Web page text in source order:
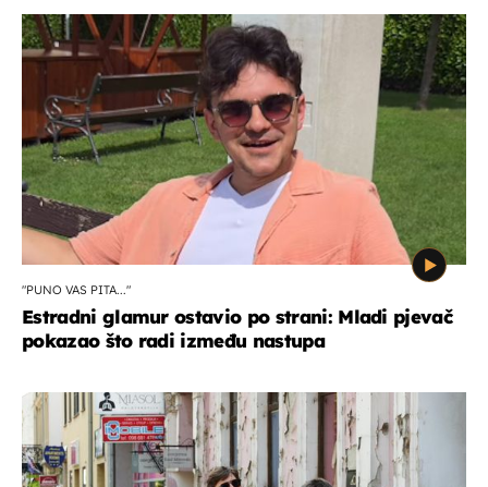
"PUNO VAS PITA..."
Estradni glamur ostavio po strani: Mladi pjevač
pokazao što radi između nastupa